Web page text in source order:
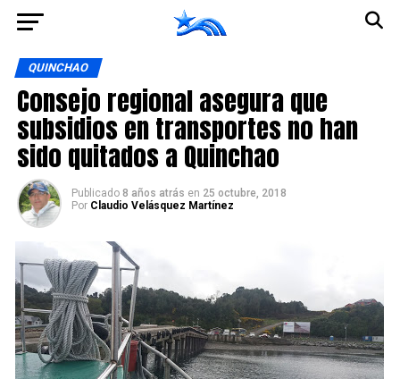
QUINCHAO
Consejo regional asegura que
subsidios en transportes no han
sido quitados a Quinchao
Publicado 8 años atrás en 25 octubre, 2018
Por Claudio Velásquez Martínez
Ir a la versión móvil